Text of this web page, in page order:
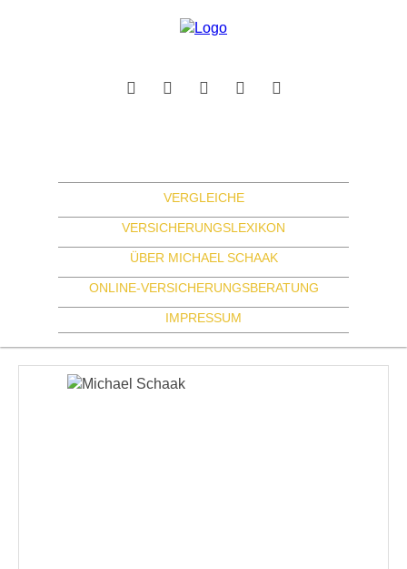
VERGLEICHE
VERSICHERUNGSLEXIKON
ÜBER MICHAEL SCHAAK
ONLINE-VERSICHERUNGSBERATUNG
IMPRESSUM